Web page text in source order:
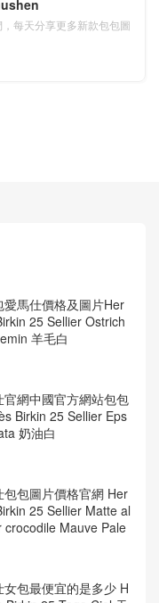
每天分享更多新款包包圖
愛馬仕價格及圖片Her
25 Sellier Ostrich
羊毛白
官網中國官方網站包包
Birkin 25 Sellier Eps
奶油白
包包圖片價格官網 Her
25 Sellier Matte al
crocodile Mauve Pale
女包最便宜的是多少 H